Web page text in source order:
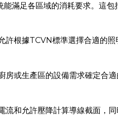
滿足各區域的消耗要求。這
根據TCVN標準選擇合適的
或生產區的設備需求確定合
和允許壓降計算導線截面，